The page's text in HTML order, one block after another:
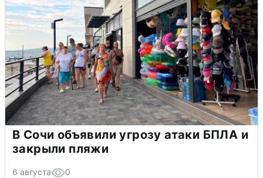
В Сочи объявили угрозу атаки БПЛА и
закрыли пляжи
6 августа 0